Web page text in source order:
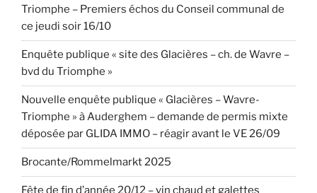
Triomphe – Premiers échos du Conseil communal de
ce jeudi soir 16/10
Enquête publique « site des Glacières – ch. de Wavre –
bvd du Triomphe »
Nouvelle enquête publique « Glacières – Wavre-
Triomphe » à Auderghem – demande de permis mixte
déposée par GLIDA IMMO – réagir avant le VE 26/09
Brocante/Rommelmarkt 2025
Fête de fin d’année 20/12 – vin chaud et galettes